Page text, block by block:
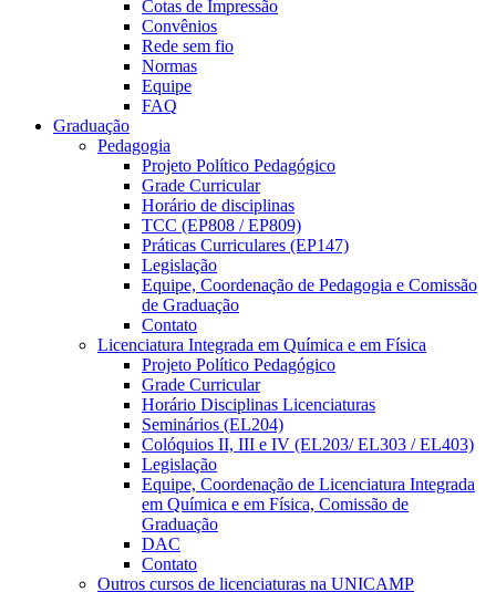
Cotas de Impressão
Convênios
Rede sem fio
Normas
Equipe
FAQ
Graduação
Pedagogia
Projeto Político Pedagógico
Grade Curricular
Horário de disciplinas
TCC (EP808 / EP809)
Práticas Curriculares (EP147)
Legislação
Equipe, Coordenação de Pedagogia e Comissão
de Graduação
Contato
Licenciatura Integrada em Química e em Física
Projeto Político Pedagógico
Grade Curricular
Horário Disciplinas Licenciaturas
Seminários (EL204)
Colóquios II, III e IV (EL203/ EL303 / EL403)
Legislação
Equipe, Coordenação de Licenciatura Integrada
em Química e em Física, Comissão de
Graduação
DAC
Contato
Outros cursos de licenciaturas na UNICAMP